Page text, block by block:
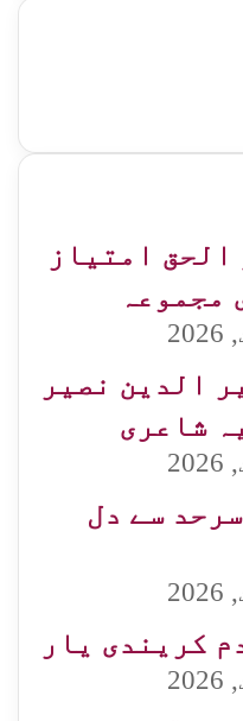
الحق امتیاز
مجموعہ
الدین نصیر
شاعری
سے دل
کریندی یار